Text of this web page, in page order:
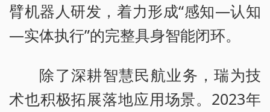
臂机器人研发，着力形成“感知—认知
—实体执行”的完整具身智能闭环。
除了深耕智慧民航业务，瑞为技
术也积极拓展落地应用场景。2023年